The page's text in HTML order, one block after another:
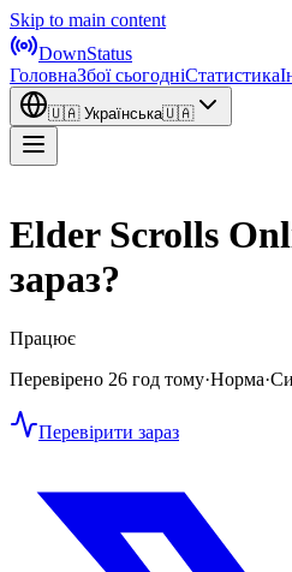
Skip to main content
DownStatus
ГоловнаЗбої сьогодніСтатистика
🇺🇦 Українська🇺🇦
Elder Scrolls
зараз?
Працює
Перевірено 26 год тому·Норма·
Перевірити зараз